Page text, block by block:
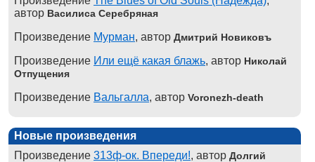
автор Василиса Серебряная
Произведение Мурман, автор Дмитрий Новиковъ
Произведение Или ещё какая блажь, автор Николай
Отпущения
Произведение Вальгалла, автор Voronezh-death
Новые произведения
Произведение 313ф-ок. Впереди!, автор Долгий